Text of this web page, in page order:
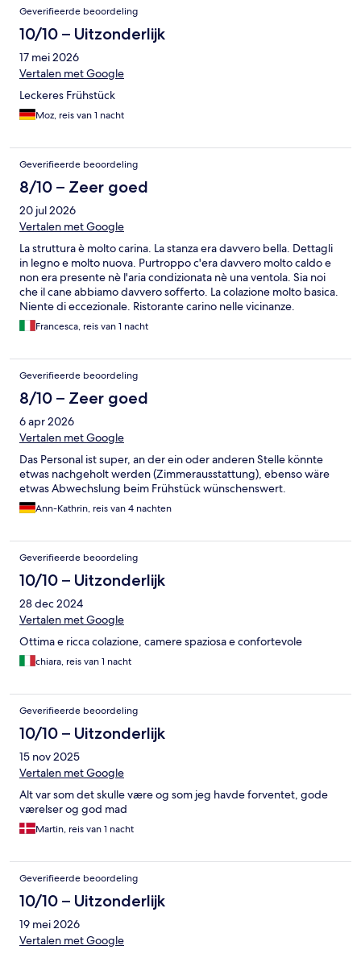
Geverifieerde beoordeling
10/10 – Uitzonderlijk
17 mei 2026
Vertalen met Google
Leckeres Frühstück
Moz, reis van 1 nacht
Geverifieerde beoordeling
8/10 – Zeer goed
20 jul 2026
Vertalen met Google
La struttura è molto carina. La stanza era davvero bella. Dettagli
in legno e molto nuova. Purtroppo c'era davvero molto caldo e
non era presente nè l'aria condizionata nè una ventola. Sia noi
che il cane abbiamo davvero sofferto. La colazione molto basica.
Niente di eccezionale. Ristorante carino nelle vicinanze.
Parcheggio nella struttura e facile da raggiungere. Bellissimo
giardino dove fare colazione o un aperitivo.
Francesca, reis van 1 nacht
Geverifieerde beoordeling
8/10 – Zeer goed
6 apr 2026
Vertalen met Google
Das Personal ist super, an der ein oder anderen Stelle könnte
etwas nachgeholt werden (Zimmerausstattung), ebenso wäre
etwas Abwechslung beim Frühstück wünschenswert.
Ann-Kathrin, reis van 4 nachten
Geverifieerde beoordeling
10/10 – Uitzonderlijk
28 dec 2024
Vertalen met Google
Ottima e ricca colazione, camere spaziosa e confortevole
chiara, reis van 1 nacht
Geverifieerde beoordeling
10/10 – Uitzonderlijk
15 nov 2025
Vertalen met Google
Alt var som det skulle være og som jeg havde forventet, gode
værelser og god mad
Martin, reis van 1 nacht
Geverifieerde beoordeling
10/10 – Uitzonderlijk
19 mei 2026
Vertalen met Google